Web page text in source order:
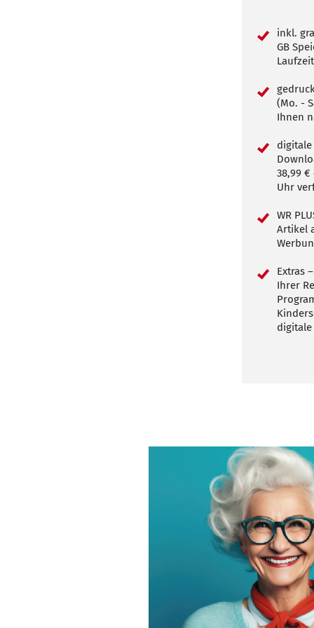
inkl.
GB
(Mo. -
Ihnen
digitale
38,99
Uhr
WR
Artikel
Extras
Ihrer